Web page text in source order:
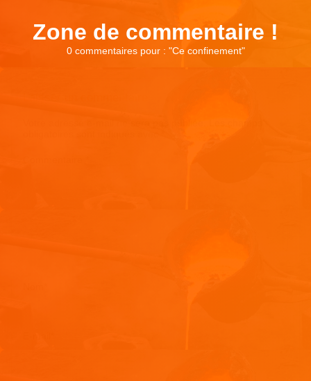
Zone de commentaire !
0 commentaires pour : "Ce confinement"